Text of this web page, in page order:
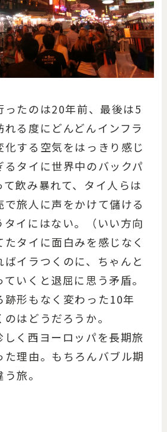
ったのは20年前、最後は5
る度にどんどんインフラ
する空気をはっきり感じ
タイに世界中のバックパ
て飲み暴れて、タイ人らは
で旅人に声をかけて儲ける
タイにはない。（いい方向
タイに面白みを感じなく
イラつくのに、ちゃんと
いくと退屈に思う矛盾。
跡形もなく変わった10年
はどうだろうか。
しく西ヨーロッパを長期旅
た理由。もちろんバブル期
旅。